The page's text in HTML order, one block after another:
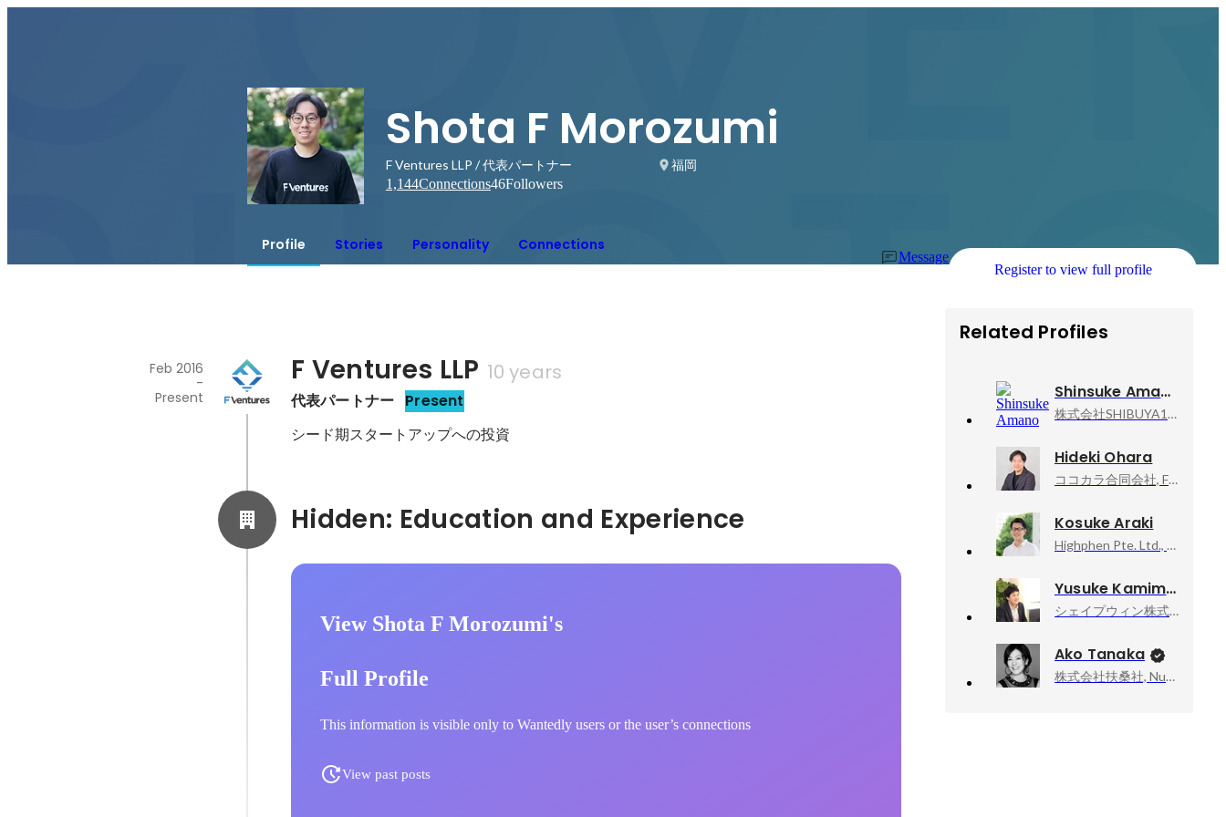
Shota F Morozumi
F Ventures LLP / 代表パートナー
福岡
1,144Connections46Followers
Profile Stories Personality Connections
Message
Register to view full profile
F Ventures LLP 10 years
代表パートナー Present
Feb 2016
-
Present
シード期スタートアップへの投資
View Shota F Morozumi's
Full Profile
This information is visible only to Wantedly users or the user’s connections
View past posts
Related Profiles
Shinsuke Amano
株式会社SHIBUYA109エンタテイメント, ソリューション事業部長兼マーケティング推進部長
Hideki Ohara
ココカラ合同会社, Founder, CEO
Kosuke Araki
Highphen Pte. Ltd., Founder & COO
Yusuke Kamimura
シェイプウィン株式会社, 代表取締役
Ako Tanaka
株式会社扶桑社, Numéro TOKYO編集長